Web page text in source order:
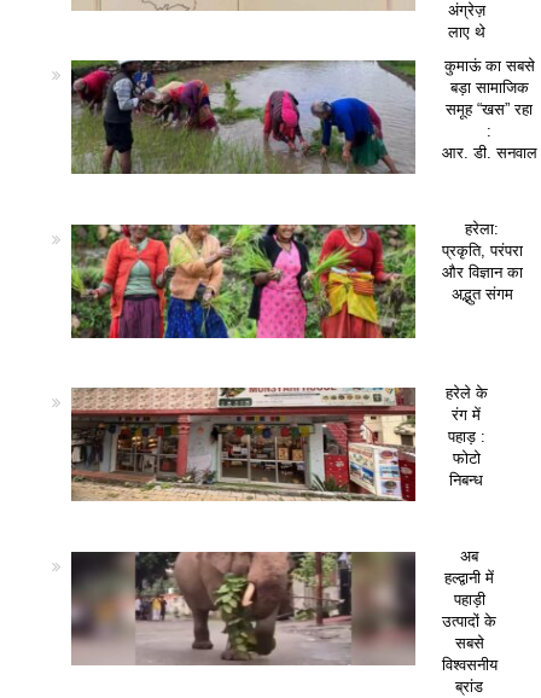
अंग्रेज़
लाए थे
कुमाऊं का सबसे
बड़ा सामाजिक
समूह “खस” रहा
:
आर. डी. सनवाल
हरेला:
प्रकृति, परंपरा
और विज्ञान का
अद्भुत संगम
हरेले के
रंग में
पहाड़ :
फोटो
निबन्ध
अब
हल्द्वानी में
पहाड़ी
उत्पादों के
सबसे
विश्वसनीय
ब्रांड